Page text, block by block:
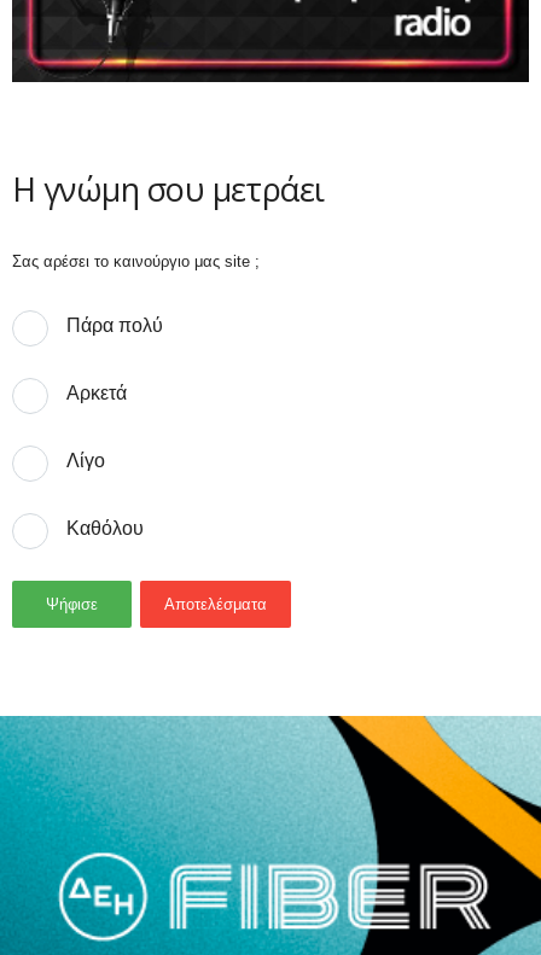
Η γνώμη σου μετράει
Σας αρέσει το καινούργιο μας site ;
Πάρα πολύ
Αρκετά
Λίγο
Καθόλου
Ψήφισε Αποτελέσματα
- Advertisement -